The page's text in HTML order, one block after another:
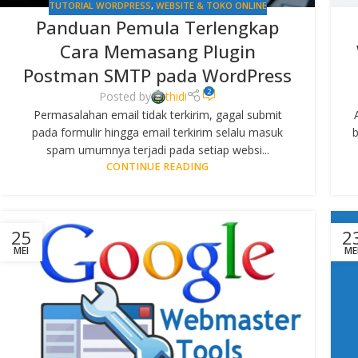
TUTORIAL WORDPRESS, WEBSITE & TOKO ONLINE
Panduan Pemula Terlengkap
Cara Memasang Plugin
Postman SMTP pada WordPress
Posted by thidi 2
Permasalahan email tidak terkirim, gagal submit
pada formulir hingga email terkirim selalu masuk
spam umumnya terjadi pada setiap websi...
CONTINUE READING
25
MEI